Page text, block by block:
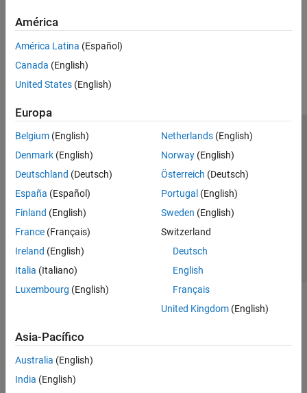
América
América Latina (Español)
Canada (English)
United States (English)
Europa
Belgium (English)
Denmark (English)
Deutschland (Deutsch)
España (Español)
Finland (English)
France (Français)
Ireland (English)
Italia (Italiano)
Luxembourg (English)
Netherlands(English)
Norway(English)
Österreich (Deutsch)
Portugal (English)
Sweden (English)
Switzerland
Deutsch
English
Français
United Kingdom(English)
Asia-Pacífico
Australia (English)
India (English)
Centro de confianza
Marcas comerciales
Política de privacidad
Antipiratería
Estado de las aplicaciones
Información de contacto
© 1994-2026 The MathWorks, Inc.
Seleccione un país/